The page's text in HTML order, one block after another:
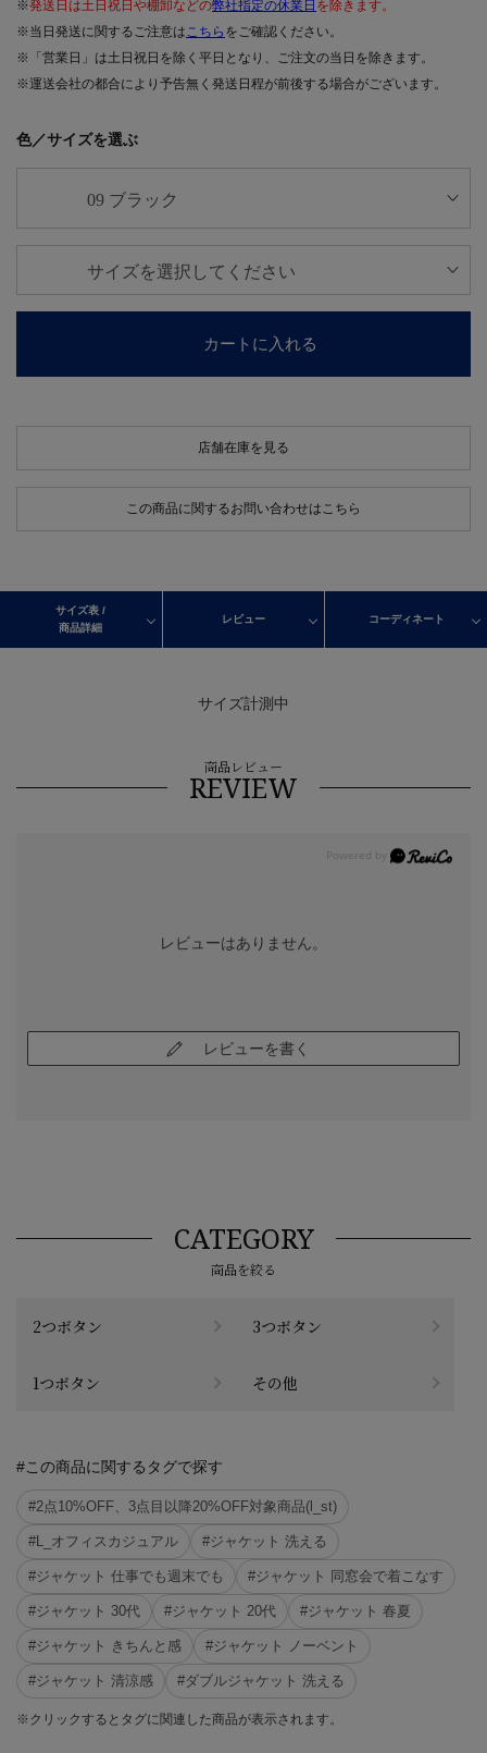
※発送日は土日祝日や棚卸などの弊社指定の休業日 を除きます。
※当日発送に関するご注意はこちら をご確認ください。
※「営業日」は土日祝日を除く平日となり、ご注文の当日を除きます。
※運送会社の都合により予告無く発送日程が前後する場合がございます。
色／サイズを選ぶ
カートに入れる
店舗在庫を見る
この商品に関するお問い合わせはこちら
サイズ表 /
商品詳細
レビュー コーディネート
サイズ計測中
商品レビュー
REVIEW
レビューはありません。
レビューを書く
CATEGORY
商品を絞る
2つボタン 3つボタン
1つボタン その他
#この商品に関するタグで探す
#2点10%OFF、3点目以降20%OFF対象商品(l_st)
#L_オフィスカジュアル #ジャケット 洗える
#ジャケット 仕事でも週末でも #ジャケット 同窓会で着こなす
#ジャケット 30代 #ジャケット 20代 #ジャケット 春夏
#ジャケット きちんと感 #ジャケット ノーベント
#ジャケット 清涼感 #ダブルジャケット 洗える
※クリックするとタグに関連した商品が表示されます。